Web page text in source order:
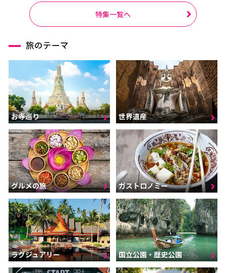
特集一覧へ
旅のテーマ
お寺巡り 世界遺産
グルメの旅 ガストロノミー
ラグジュアリー 国立公園・歴史公園